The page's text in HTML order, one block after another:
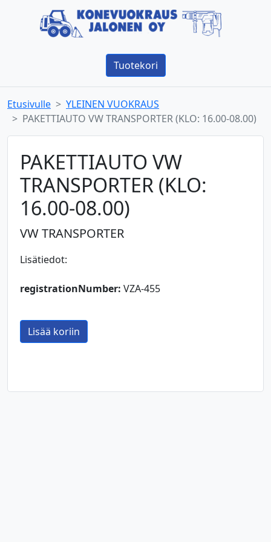
Tuotekori
Etusivulle
YLEINEN VUOKRAUS
PAKETTIAUTO VW TRANSPORTER (KLO: 16.00-08.00)
PAKETTIAUTO VW
TRANSPORTER (KLO:
16.00-08.00)
VW TRANSPORTER
Lisätiedot:
registrationNumber: VZA-455